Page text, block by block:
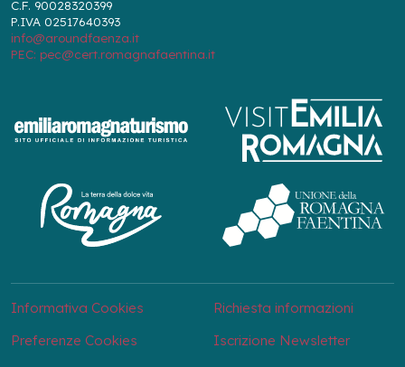
C.F. 90028320399
P.IVA 02517640393
info@aroundfaenza.it
PEC: pec@cert.romagnafaentina.it
Informativa Cookies
Preferenze Cookies
Richiesta informazioni
Iscrizione Newsletter